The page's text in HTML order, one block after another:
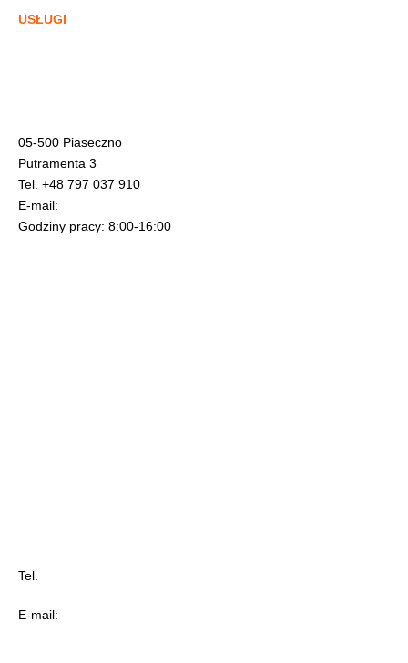
USŁUGI
05-500 Piaseczno
Putramenta 3
Tel. +48 797 037 910
E-mail:
Godziny pracy: 8:00-16:00
Tel.
E-mail: